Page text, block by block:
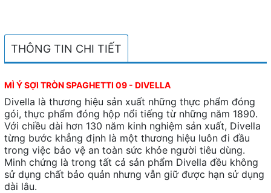
THÔNG TIN CHI TIẾT
MÌ Ý SỢI TRÒN SPAGHETTI 09 - DIVELLA
Divella là thương hiệu sản xuất những thực phẩm đóng
gói, thực phẩm đóng hộp nổi tiếng từ những năm 1890.
Với chiều dài hơn 130 năm kinh nghiệm sản xuất, Divella
từng bước khẳng định là một thương hiệu luôn đi đầu
trong việc bảo vệ an toàn sức khỏe người tiêu dùng.
Minh chứng là trong tất cả sản phẩm Divella đều không
sử dụng chất bảo quản nhưng vẫn giữ được hạn sử dụng
dài lâu.